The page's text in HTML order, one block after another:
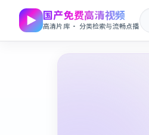
国产免费高清视频
高清片库 · 分类检索与流畅点播